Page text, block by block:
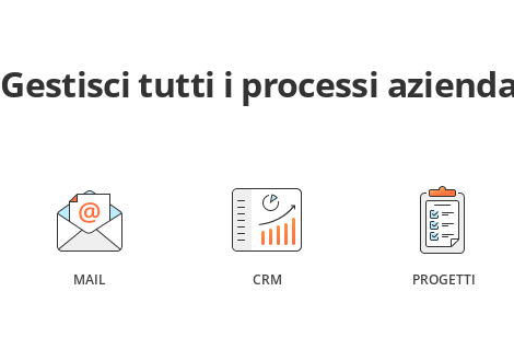
Gestisci tutti i processi
MAIL CRM PROGETTI